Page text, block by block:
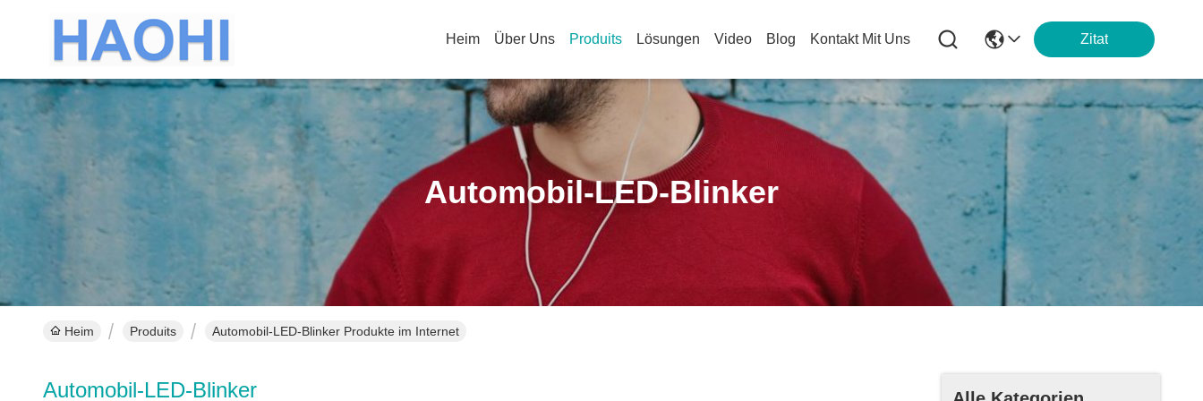
Heim Über Uns Produits Lösungen Video Blog Kontakt Mit Uns Zitat
Automobil-LED-Blinker
Heim Produits Automobil-LED-Blinker Produkte im Internet
Automobil-LED-Blinker